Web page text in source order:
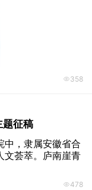
358
征稿
中，隶属安徽省合
文荟萃。庐南崖青
478